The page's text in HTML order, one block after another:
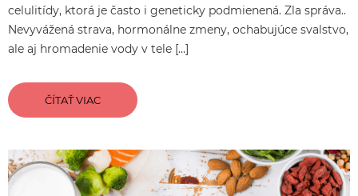
celulitídy, ktorá je často i geneticky podmienená. Zla správa..
Nevyvážená strava, hormonálne zmeny, ochabujúce svalstvo,
ale aj hromadenie vody v tele […]
ČÍTAŤ VIAC